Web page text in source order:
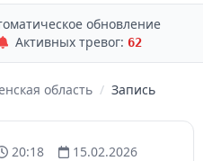
обновление
Активных тревог: 62
область / Запись
20:18 15.02.2026